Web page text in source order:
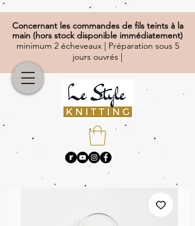
Concernantles commandes de fils teints à la
main (hors stock disponible immédiatement)
minimum 2 écheveaux | Préparation sous 5
jours ouvrés |